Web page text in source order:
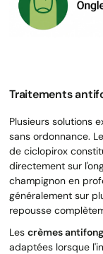
Traitements
Plusieurs solutions
sans ordonnance. Le
de ciclopirox
directement sur
champignon en
généralement sur
repousse
Les crèmes
adaptées lorsque